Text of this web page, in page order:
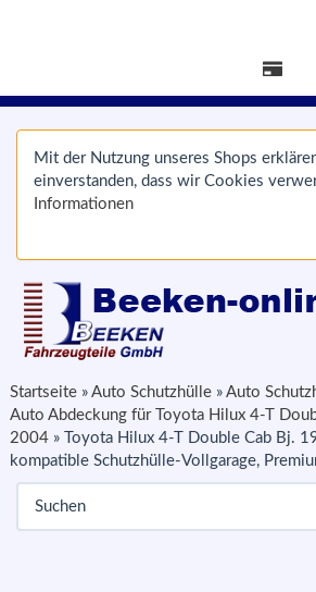
Mit der Nutzung unseres Shops
einverstanden, dass wir Cookies
Informationen
Startseite » Auto Schutzhülle » Auto
Auto Abdeckung für Toyota Hilux 4-T
2004 »
Toyota Hilux 4-T Double Cab Bj.
kompatible Schutzhülle-Vollgarage,